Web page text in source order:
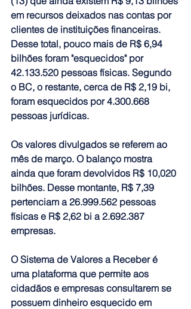
em recursos deixados nas contas por
clientes de instituições financeiras.
Desse total, pouco mais de R$ 6,94
bilhões foram "esquecidos" por
42.133.520 pessoas físicas. Segundo
o BC, o restante, cerca de R$ 2,19 bi,
foram esquecidos por 4.300.668
pessoas jurídicas.
Os valores divulgados se referem ao
mês de março. O balanço mostra
ainda que foram devolvidos R$ 10,020
bilhões. Desse montante, R$ 7,39
pertenciam a 26.999.562 pessoas
físicas e R$ 2,62 bi a 2.692.387
empresas.
O Sistema de Valores a Receber é
uma plataforma que permite aos
cidadãos e empresas consultarem se
possuem dinheiro esquecido em